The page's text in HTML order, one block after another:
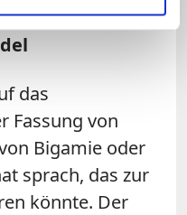
das
Fassung von
Bigamie oder
sprach, das zur
könnte. Der